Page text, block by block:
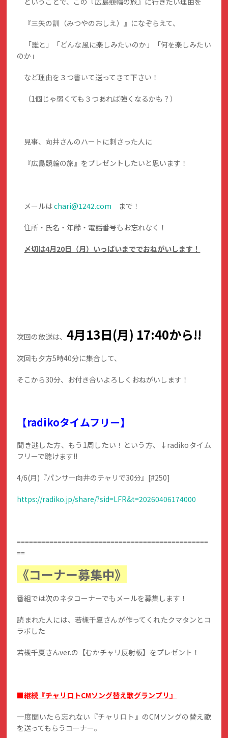
『三矢の訓（みつやのおしえ）』になぞらえて、
「誰と」「どんな風に楽しみたいのか」「何を楽しみたい
のか」
など理由を３つ書いて送ってきて下さい！
（1個じゃ弱くても３つあれば強くなるかも？）
見事、向井さんのハートに刺さった人に
『広島競輪の旅』をプレゼントしたいと思います！
メールはchari@1242.com まで！
住所・氏名・年齢・電話番号もお忘れなく！
〆切は4月20日（月）いっぱいまででおねがいします！
次回の放送は、4月13日(月) 17:40から!!
次回も夕方5時40分に集合して、
そこから30分、お付き合いよろしくおねがいします！
【radikoタイムフリー】
聞き逃した方、もう1周したい！という方、↓radikoタイム
フリーで聴けます!!
4/6(月)『パンサー向井のチャリで30分』[#250]
https://radiko.jp/share/?sid=LFR&t=20260406174000
===============================================
==
《コーナー募集中》
番組では次のネタコーナーでもメールを募集します！
読まれた人には、若槻千夏さんが作ってくれたクマタンとコ
ラボした
若槻千夏さんver.の【むかチャリ反射板】をプレゼント！
■継続『チャリロトCMソング替え歌グランプリ』
一度聞いたら忘れない『チャリロト』のCMソングの替え歌
を送ってもらうコーナー。